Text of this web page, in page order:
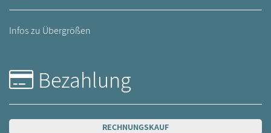
Infos zu Übergrößen
Bezahlung
RECHNUNGSKAUF